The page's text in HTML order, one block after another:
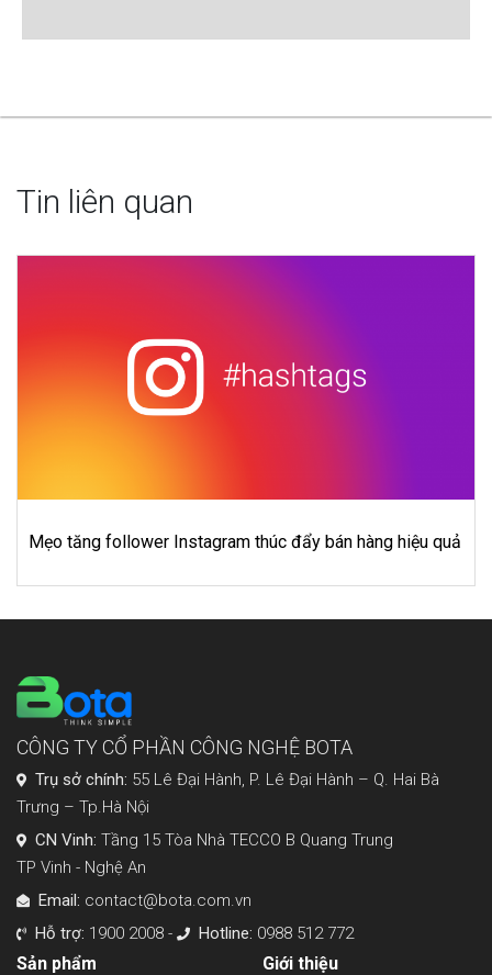
Tin liên quan
hiệu quả
dành cho bạn
CÔNG TY CỔ PHẦN CÔNG NGHỆ BOTA
Trụ sở chính: 55 Lê Đại Hành, P. Lê Đại Hành – Q. Hai Bà
Trưng – Tp.Hà Nội
CN Vinh: Tầng 15 Tòa Nhà TECCO B Quang Trung
TP Vinh - Nghệ An
Email: contact@bota.com.vn
Hỗ trợ: 1900 2008 - Hotline: 0988 512 772
Sản phẩm Giới thiệu